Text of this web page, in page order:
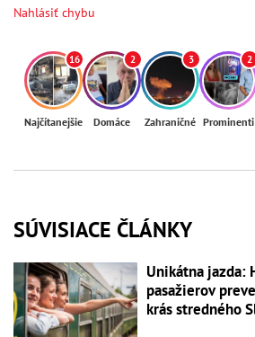
Nahlásiť chybu
16
Najčítanejšie
2
Domáce
3
Zahraničné
2
Prominenti
SÚVISIACE ČLÁNKY
Unikátna jazda:
pasažierov
krás stredného